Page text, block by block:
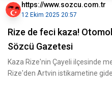
https://www.sozcu.com.tr
12 Ekim 2025 20:57
Rize de feci kaza!
Sözcü Gazetesi
Kaza Rize'nin Çayeli ilçesinde
Rize'den Artvin istikametine